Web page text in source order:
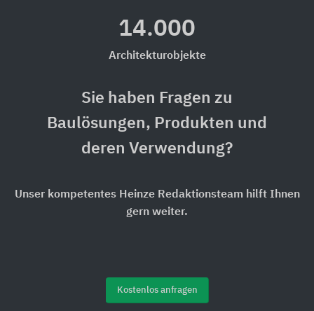
14.000
Architekturobjekte
Sie haben Fragen zu
Baulösungen, Produkten und
deren Verwendung?
Unser kompetentes Heinze Redaktionsteam hilft Ihnen
gern weiter.
Kostenlos anfragen